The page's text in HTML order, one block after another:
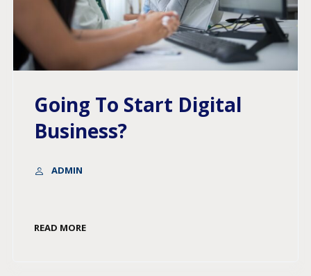
Going To Start Digital
Business?
ADMIN
READ MORE